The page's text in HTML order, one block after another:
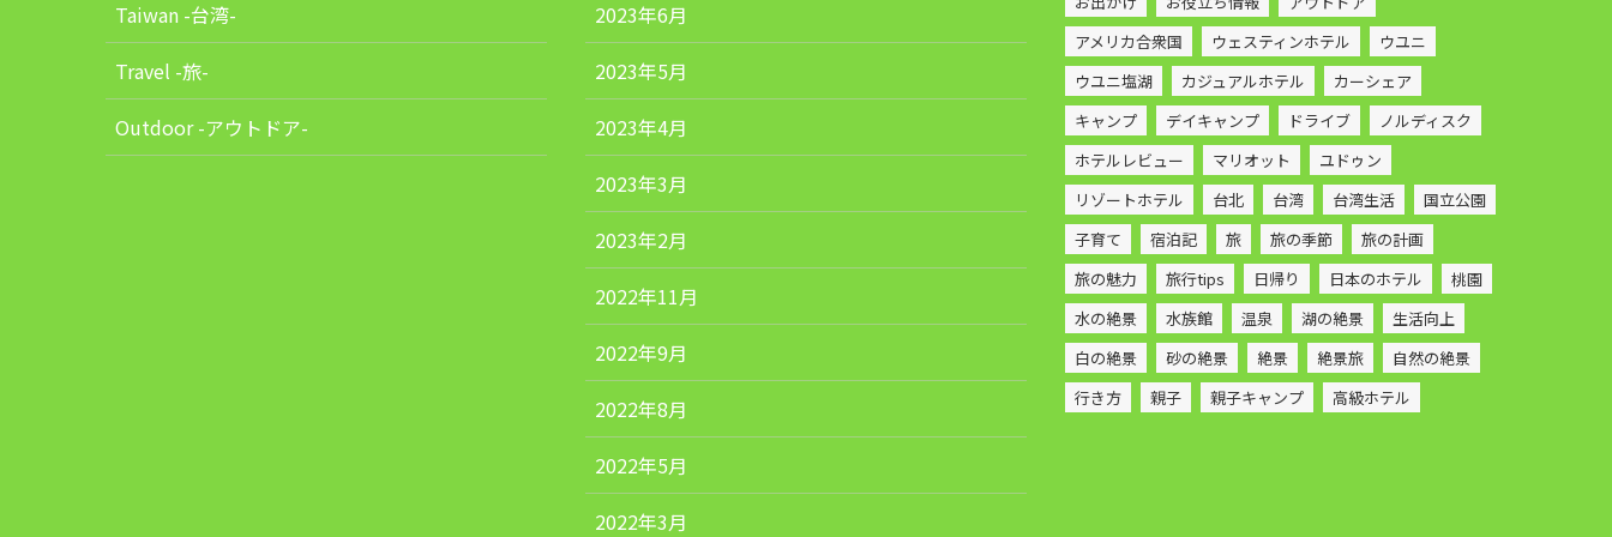
Taiwan -台湾-
Travel -旅-
Outdoor -アウトドア-
2023年6月
2023年5月
2023年4月
2023年3月
2023年2月
2022年11月
2022年9月
2022年8月
2022年5月
2022年3月
アメリカ合衆国
ウェスティンホテル
ウユニ
ウユニ塩湖
カジュアルホテル
カーシェア
キャンプ
デイキャンプ ドライブ
ノルディスク
ホテルレビュー
マリオット
ユドゥン
リゾートホテル
台北 台湾 台湾生活
国立公園
子育て
宿泊記 旅 旅の季節
旅の計画
旅の魅力
旅行tips 日帰り 日本のホテル
桃園
水の絶景
水族館 温泉 湖の絶景
生活向上
白の絶景
砂の絶景 絶景 絶景旅
自然の絶景
行き方
親子 親子キャンプ 高級ホテル